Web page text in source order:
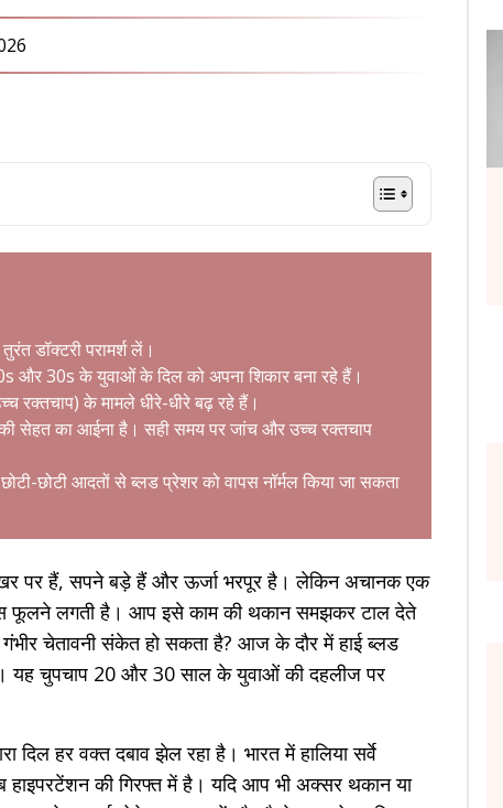
डॉक्टरी परामर्श लें।
और 30s के युवाओं के दिल को अपना शिकार बना रहे हैं।
रक्तचाप) के मामले धीरे-धीरे बढ़ रहे हैं।
सेहत का आईना है। सही समय पर जांच और उच्च रक्तचाप
छोटी आदतों से ब्लड प्रेशर को वापस नॉर्मल किया जा सकता
पर हैं, सपने बड़े हैं और ऊर्जा भरपूर है। लेकिन अचानक एक
फूलने लगती है। आप इसे काम की थकान समझकर टाल देते
चेतावनी संकेत हो सकता है? आज के दौर में हाई ब्लड
यह चुपचाप 20 और 30 साल के युवाओं की दहलीज पर
दिल हर वक्त दबाव झेल रहा है। भारत में हालिया सर्वे
की गिरफ्त में है। यदि आप भी अक्सर थकान या